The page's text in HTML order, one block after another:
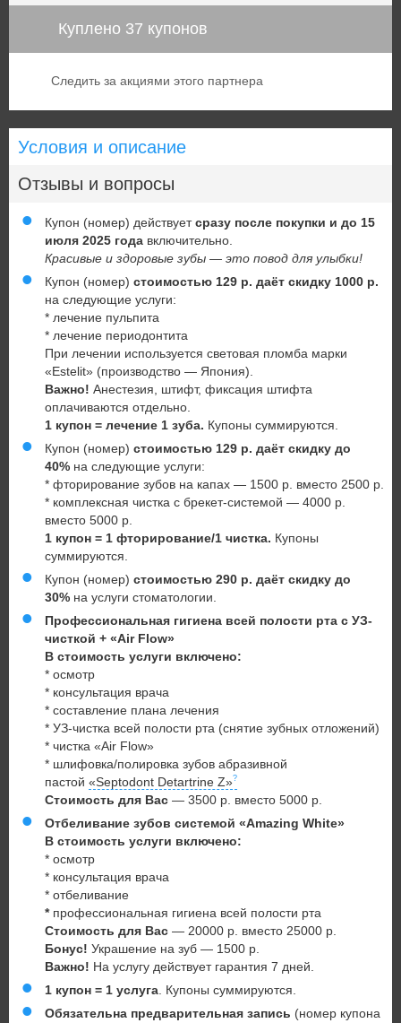
Куплено 37 купонов
Следить за акциями этого партнера
Условия и описание
Отзывы и вопросы
Купон (номер) действуетсразу после покупки и до 15
июля 2025 года включительно.
Красивые и здоровые зубы — это повод для улыбки!
Купон (номер) стоимостью 129 р. даёт скидку 1000 р.
на следующие услуги:
* лечение пульпита
* лечение периодонтита
При лечении используется световая пломба марки
«Estelit» (производство — Япония).
Важно! Анестезия, штифт, фиксация штифта
оплачиваются отдельно.
1 купон = лечение 1 зуба. Купоны суммируются.
Купон (номер) стоимостью 129 р. даёт скидку до
40% на следующие услуги:
* фторирование зубов на капах — 1500 р. вместо 2500 р.
* комплексная чистка с брекет-системой — 4000 р.
вместо 5000 р.
1 купон = 1 фторирование/1 чистка. Купоны
суммируются.
Купон (номер) стоимостью 290 р. даёт скидку до
30% на услуги стоматологии.
Профессиональная гигиена всей полости рта с УЗ-
чисткой + «Air Flow»
В стоимость услуги включено:
* осмотр
* консультация врача
* составление плана лечения
* УЗ-чистка всей полости рта (снятие зубных отложений)
* чистка «Air Flow»
* шлифовка/полировка зубов абразивной
пастой «Septodont Detartrine Z»
Стоимость для Вас — 3500 р. вместо 5000 р.
Отбеливание зубов системой «Amazing White»
В стоимость услуги включено:
* осмотр
* консультация врача
* отбеливание
* профессиональная гигиена всей полости рта
Стоимость для Вас — 20000 р. вместо 25000 р.
Бонус! Украшение на зуб — 1500 р.
Важно! На услугу действует гарантия 7 дней.
1 купон = 1 услуга. Купоны суммируются.
Обязательна предварительная запись (номер купона